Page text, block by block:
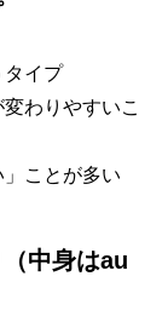
タイプ
わりやすいこ
」ことが多い
中身はau